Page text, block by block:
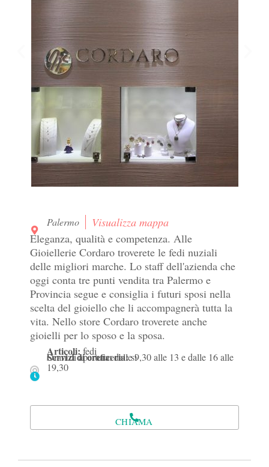
Palermo
Visualizza mappa
Eleganza, qualità e competenza. Alle
Gioiellerie Cordaro troverete le fedi nuziali
delle migliori marche. Lo staff dell'azienda che
oggi conta tre punti vendita tra Palermo e
Provincia segue e consiglia i futuri sposi nella
scelta del gioiello che li accompagnerà tutta la
vita. Nello store Cordaro troverete anche
gioielli per lo sposo e la sposa.
Articoli:fedi
Servizi di oreficeria:si
Orari di apertura: dalle 9,30 alle 13 e dalle 16 alle
19,30
CHIAMA